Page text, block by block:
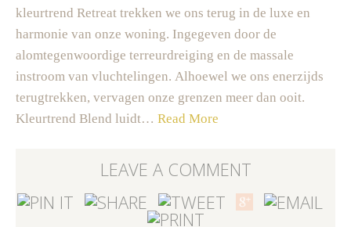
kleurtrend Retreat trekken we ons terug in de luxe en
harmonie van onze woning. Ingegeven door de
alomtegenwoordige terreurdreiging en de massale
instroom van vluchtelingen. Alhoewel we ons enerzijds
terugtrekken, vervagen onze grenzen meer dan ooit.
Kleurtrend Blend luidt… Read More
LEAVE A COMMENT